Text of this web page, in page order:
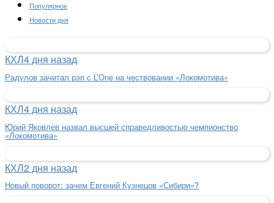
Популярное
Новости дня
КХЛ4 дня назад
Радулов зачитал рэп с L’One на чествовании «Локомотива»
КХЛ4 дня назад
Юрий Яковлев назвал высшей справедливостью чемпионство
«Локомотива»
КХЛ2 дня назад
Новый поворот: зачем Евгений Кузнецов «Сибири»?